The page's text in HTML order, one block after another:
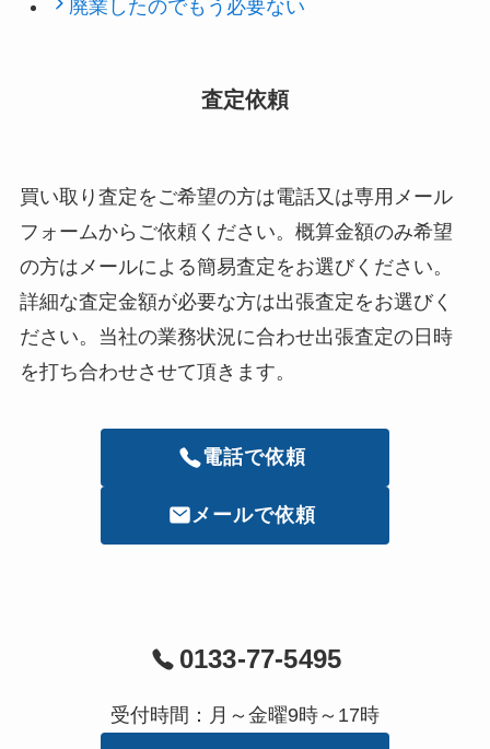
廃業したのでもう必要ない
査定依頼
買い取り査定をご希望の方は電話又は専用メール
フォームからご依頼ください。概算金額のみ希望
の方はメールによる簡易査定をお選びください。
詳細な査定金額が必要な方は出張査定をお選びく
ださい。当社の業務状況に合わせ出張査定の日時
を打ち合わせさせて頂きます。
電話で依頼
メールで依頼
0133-77-5495
受付時間：月～金曜9時～17時